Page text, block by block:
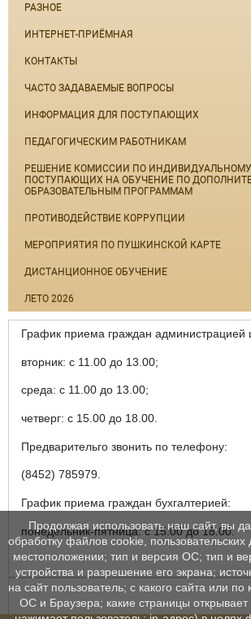
РАЗНОЕ
ИНТЕРНЕТ-ПРИЁМНАЯ
КОНТАКТЫ
ЧАСТО ЗАДАВАЕМЫЕ ВОПРОСЫ
ИНФОРМАЦИЯ ДЛЯ ПОСТУПАЮЩИХ
ПЕДАГОГИЧЕСКИМ РАБОТНИКАМ
РЕШЕНИЕ КОМИССИИ ПО ИНДИВИДУАЛЬНОМУ
ПОСТУПАЮЩИХ НА ОБУЧЕНИЕ ПО
ОБРАЗОВАТЕЛЬНЫМ ПРОГРАММАМ
ПРОТИВОДЕЙСТВИЕ КОРРУПЦИИ
МЕРОПРИЯТИЯ ПО ПУШКИНСКОЙ КАРТЕ
ДИСТАНЦИОННОЕ ОБУЧЕНИЕ
ЛЕТО 2026
График приема граждан администрацией
вторник: с 11.00 до 13.00;
среда: с 11.00 до 13.00;
четверг: с 15.00 до 18.00.
Предварительго звонить по телефону:
(8452) 785979.
График приема граждан бухгалтерией:
понедельник-пятница: с 15.00 до 18.00.
Продолжая использовать наш сайт, вы
обработку файлов cookie,
местоположении; тип и версия ОС; тип и
устройства и разрешение его экрана;
на сайт пользователь; с какого сайта или
ОС и Браузера; какие страницы открывает